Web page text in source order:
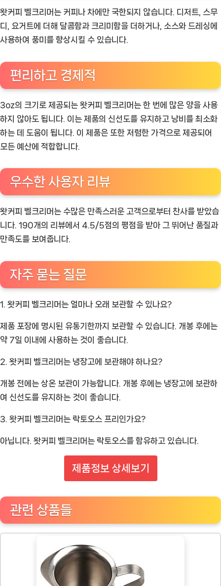
왓커피 벨크리머는 커피나 차에만 국한되지 않습니다. 디저트, 스무
디, 요거트에 더해 달콤함과 크리미함을 더하거나, 소스와 드레싱에
사용하여 풍미를 향상시킬 수 있습니다.
편리하고 경제적
3oz의 크기로 제공되는 왓커피 벨크리머는 한 번에 많은 양을 사용
하지 않아도 됩니다. 이는 제품의 신선도를 유지하고 낭비를 최소화
하는 데 도움이 됩니다. 이 제품은 또한 저렴한 가격으로 제공되어
모든 예산에 적합합니다.
우수한 사용자 리뷰
왓커피 벨크리머는 수많은 만족스러운 고객으로부터 찬사를 받았습
니다. 190개의 리뷰에서 4.5/5점의 평점을 받아 그 뛰어난 품질과
만족도를 보여줍니다.
자주 묻는 질문
1. 왓커피 벨크리머는 얼마나 오래 보관할 수 있나요?
제품 포장에 명시된 유통기한까지 보관할 수 있습니다. 개봉 후에는
약 7일 이내에 사용하는 것이 좋습니다.
2. 왓커피 벨크리머는 냉장고에 보관해야 하나요?
개봉 전에는 상온 보관이 가능합니다. 개봉 후에는 냉장고에 보관하
여 신선도를 유지하는 것이 좋습니다.
3. 왓커피 벨크리머는 락토오스 프리인가요?
아닙니다. 왓커피 벨크리머는 락토오스를 함유하고 있습니다.
제품정보 상세보기
관련 상품들